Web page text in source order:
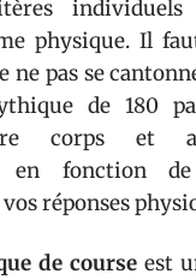
individuels
physique. Il
ne pas se
de 180
corps et
en fonction
réponses
de course est